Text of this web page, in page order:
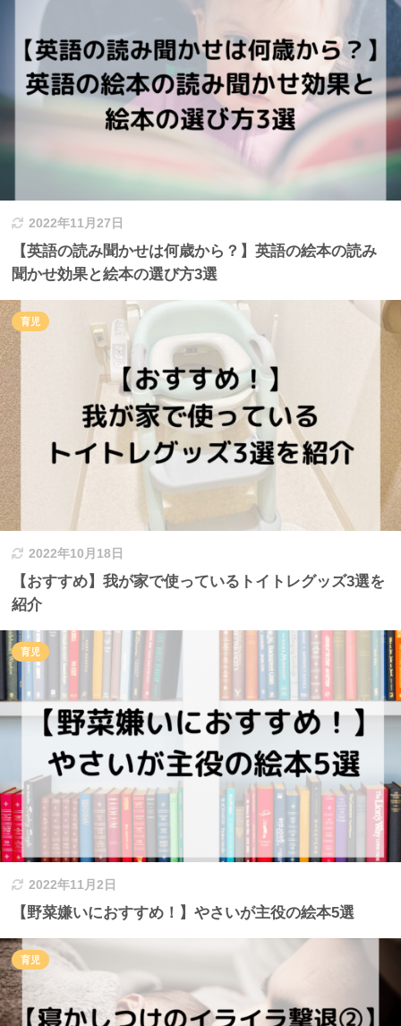
2022年11月27日
【英語の読み聞かせは何歳から？】英語の絵本の読み
聞かせ効果と絵本の選び方3選
2022年10月18日
【おすすめ】我が家で使っているトイトレグッズ3選を
紹介
育児
2022年11月2日
【野菜嫌いにおすすめ！】やさいが主役の絵本5選
育児
育児